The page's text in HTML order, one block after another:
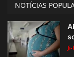
NOTÍCIAS